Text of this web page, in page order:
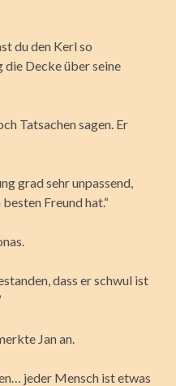
du den Kerl so
die Decke über seine
Tatsachen sagen. Er
grad sehr unpassend,
Freund hat.“
dass er schwul ist
Jan an.
jeder Mensch ist etwas